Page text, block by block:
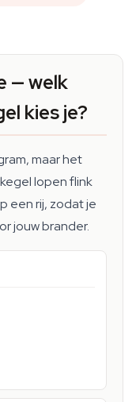
— welk
kies je?
maar het
lopen flink
een rij, zodat je
jouw brander.